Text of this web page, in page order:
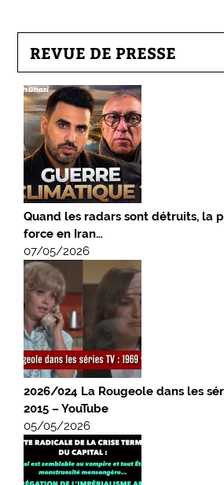
REVUE DE PRESSE
Quand les radars sont détruits, la
force en Iran…
07/05/2026
2026/024 La Rougeole dans les
2015 – YouTube
05/05/2026